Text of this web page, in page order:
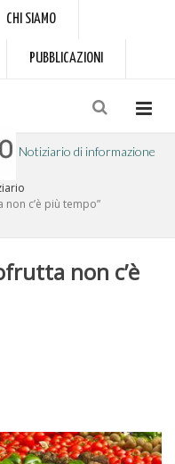
CHI SIAMO
PUBBLICAZIONI
Notiziario di informazione
non c’è più tempo”
non c’è